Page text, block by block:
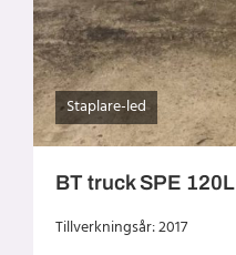
Staplare-led
BT truck SPE 120L
Tillverkningsår: 2017